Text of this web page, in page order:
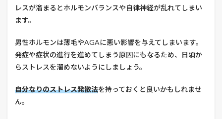
レスが溜まるとホルモンバランスや自律神経が乱れてしまい
ます。
男性ホルモンは薄毛やAGAに悪い影響を与えてしまいます。
発症や症状の進行を進めてしまう原因にもなるため、日頃か
らストレスを溜めないようにしましょう。
自分なりのストレス発散法を持っておくと良いかもしれませ
ん。